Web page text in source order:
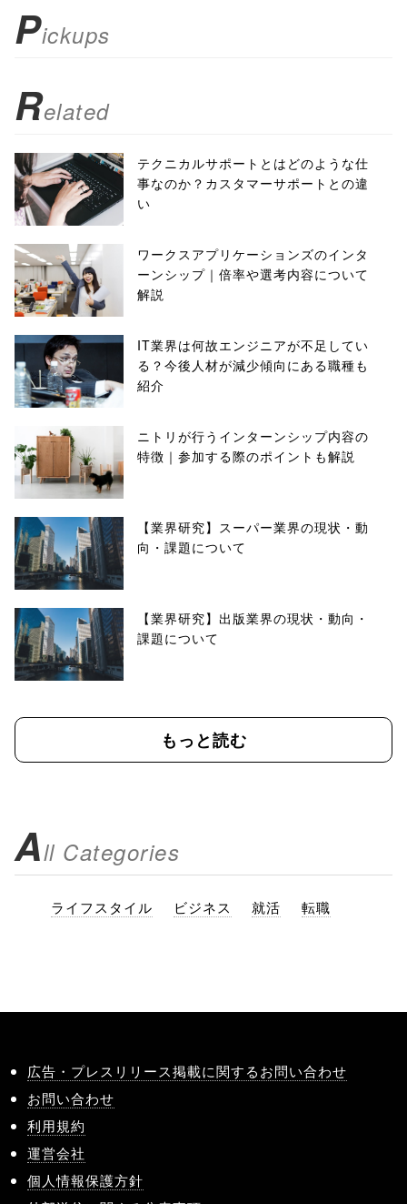
false;"> シェア
Pickups
Related
テクニカルサポートとはどのような仕
事なのか？カスタマーサポートとの違
い
ワークスアプリケーションズのインタ
ーンシップ｜倍率や選考内容について
解説
IT業界は何故エンジニアが不足してい
る？今後人材が減少傾向にある職種も
紹介
ニトリが行うインターンシップ内容の
特徴｜参加する際のポイントも解説
【業界研究】スーパー業界の現状・動
向・課題について
【業界研究】出版業界の現状・動向・
課題について
もっと読む
All Categories
ライフスタイル ビジネス 就活 転職
広告・プレスリリース掲載に関するお問い合わせ
お問い合わせ
利用規約
運営会社
個人情報保護方針